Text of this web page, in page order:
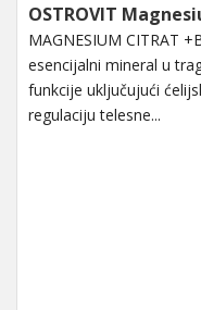
OSTROVIT
MAGNESIUM CITRAT
esencijalni mineral u
funkcije uključujući
regulaciju telesne...